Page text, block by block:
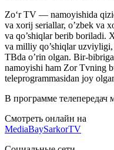
Zo‘r TV — namoyishida
va xorij seriallar, o’zbek va
va qo’shiqlar berib boriladi.
va milliy qo’shiqlar
ТВda o’rin olgan. Bir-
namoyishi ham Zor Tvning
teleprogrammasidan joy
В программе телепередач
Смотреть онлайн на
MediaBaySarkorTV